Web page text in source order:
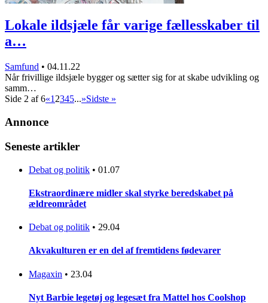
Lokale ildsjæle får varige fællesskaber til
a…
Samfund • 04.11.22
Når frivillige ildsjæle bygger og sætter sig for at skabe udvikling og
samm…
Side 2 af 6«1 2345...»Sidste »
Annonce
Seneste artikler
Debat og politik • 01.07
Ekstraordinære midler skal styrke beredskabet på
ældreområdet
Debat og politik • 29.04
Akvakulturen er en del af fremtidens fødevarer
Magaxin • 23.04
Nyt Barbie legetøj og legesæt fra Mattel hos Coolshop